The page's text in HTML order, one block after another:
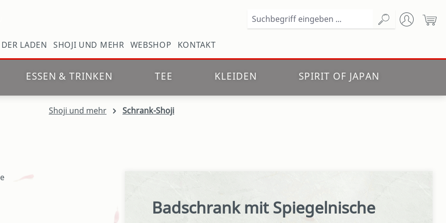
DER LADEN SHOJI UND MEHR WEBSHOP KONTAKT
ESSEN & TRINKEN TEE KLEIDEN SPIRIT OF JAPAN
Shoji und mehr Schrank-Shoji
Badschrank mit Spiegelnische